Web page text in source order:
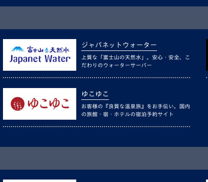
ジャパネットウォーター
上質な「富士山の天然水」。安心・安全、こ
だわりのウォーターサーバー
ゆこゆこ
お客様の『良質な温泉旅』をお手伝い。国内
の旅館・宿・ホテルの宿泊予約サイト